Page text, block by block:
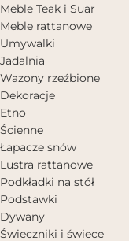
Meble Teak i Suar
Meble rattanowe
Umywalki
Jadalnia
Wazony rzeźbione
Dekoracje
Etno
Ścienne
Łapacze snów
Lustra rattanowe
Podkładki na stół
Podstawki
Dywany
Świeczniki i świece